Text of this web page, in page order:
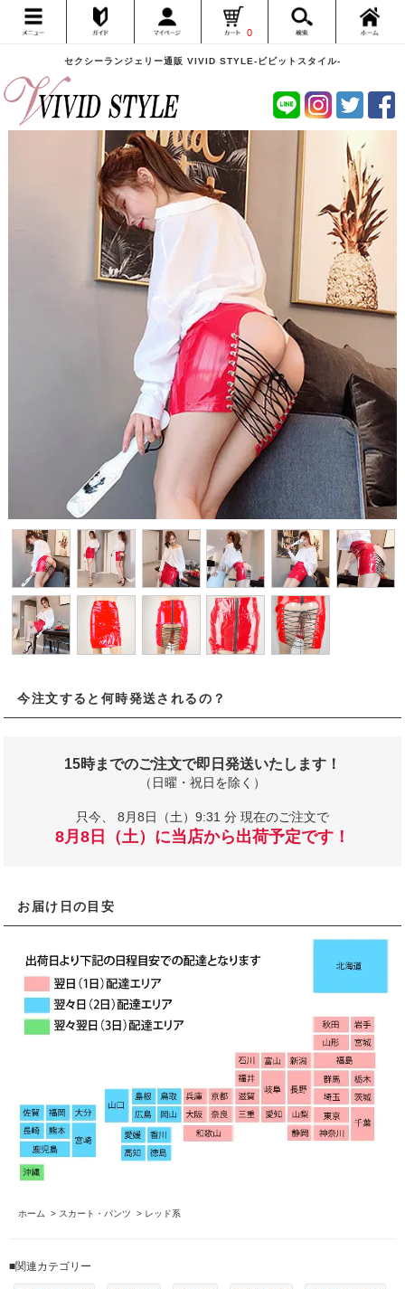
セクシーランジェリー通販 VIVID STYLE-ビビットスタイル-
0
今注文すると何時発送されるの？
15時までのご注文で即日発送いたします！
（日曜・祝日を除く）
只今、 8月8日（土）9:31 分 現在のご注文で
8月8日（土）に当店から出荷予定です！
お届け日の目安
ホーム > スカート・パンツ > レッド系
■関連カテゴリー